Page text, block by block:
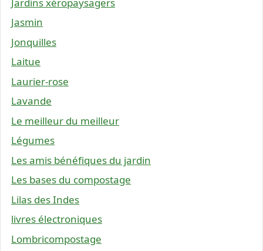
Jasmin
Jonquilles
Laitue
Laurier-rose
Lavande
Le meilleur du meilleur
Légumes
Les amis bénéfiques du jardin
Les bases du compostage
Lilas des Indes
livres électroniques
Lombricompostage